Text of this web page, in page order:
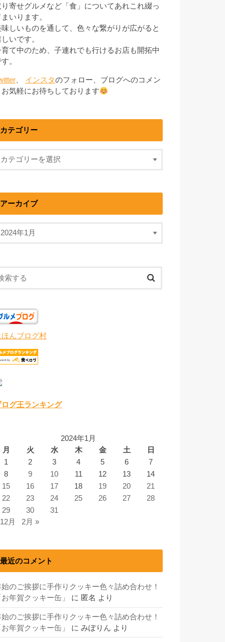
り寄せグルメなど「食」についてあれこれ綴っ
いります。
味しいものを通して、色々な繋がりが広がると
いです。
育て中のため、子連れでも行けるお店も開拓中
。
インスタのフォロー、ブログへのコメン
お気軽にお待ちしております
カテゴリー
アーカイブ
ほんブログ村
ログ王ランキング
2024年1月
月
火 水 木 金 土
日
1
2 3 4 5 6
7
8
9 10 11 12 13
14
15
16 17 18 19 20
21
22
23 24 25 26 27
28
29
30
31
月
2月 »
最近のコメント
始のご挨拶に手作りクッキー色々詰め合わせ！
年賀クッキー缶」
に 匿名 より
始のご挨拶に手作りクッキー色々詰め合わせ！
年賀クッキー缶」
に みぽりん より